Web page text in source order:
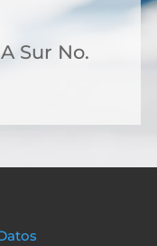
Sur No.